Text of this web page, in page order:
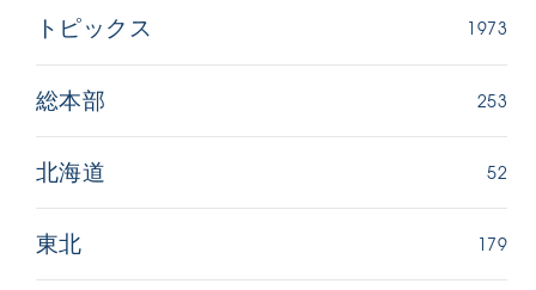
トピックス 1973
総本部 253
北海道 52
東北 179